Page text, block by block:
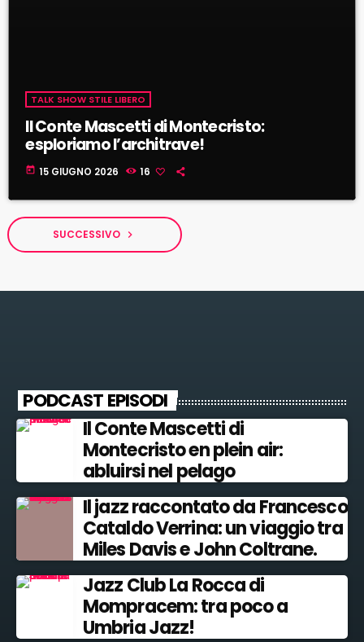
TALK SHOW STILE LIBERO
Il Conte Mascetti di Montecristo:
esploriamo l’architrave!
today 15 GIUGNO 2026 16
SUCCESSIVO navigate_next
PODCAST EPISODI
Il Conte Mascetti di
Montecristo en plein air:
abluirsi nel pelago
Il jazz raccontato da Francesco
Cataldo Verrina: un viaggio tra
Miles Davis e John Coltrane.
Jazz Club La Rocca di
Mompracem: tra poco a
Umbria Jazz!